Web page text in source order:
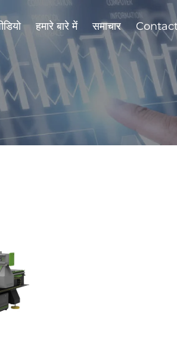
हमारे बारे में समाचार